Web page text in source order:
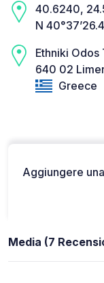
40.6240,
N
Ethniki Odos
640 02
Greece
Aggiungere
Media (7